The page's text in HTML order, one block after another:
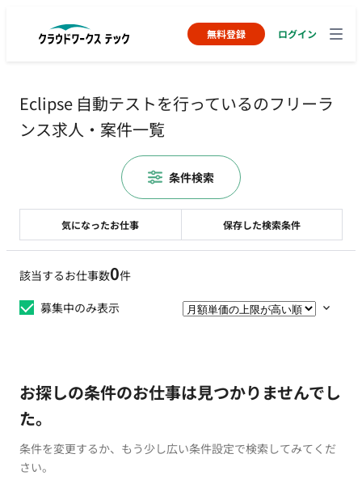
無料登録 ログイン
Eclipse 自動テストを行っているのフリーラ
ンス求人・案件一覧
該当するお仕事数0件
募集中のみ表示
お探しの条件のお仕事は見つかりませんでし
た。
条件を変更するか、もう少し広い条件設定で検索してみてくだ
さい。
気になったお仕事 保存した検索条件
条件検索